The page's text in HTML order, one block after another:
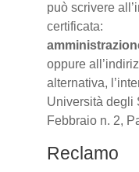
può scrivere
certificata:
oppure
alternativa,
Università degli
Febbraio n. 2,
Reclamo